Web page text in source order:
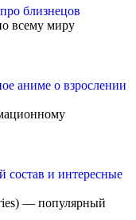
близнецов
всему миру
аниме о взрослении
состав и интересные
— популярный